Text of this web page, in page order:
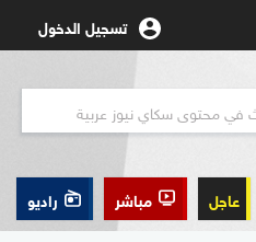
تسجيل الدخول
عاجل مباشر راديو